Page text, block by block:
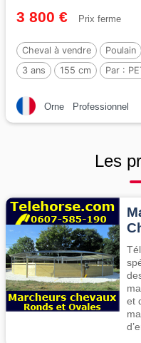
3 800 € Prix ferme
Cheval à vendre Poulain
3 ans
155 cm Par :
Orne Professionnel
Les
et